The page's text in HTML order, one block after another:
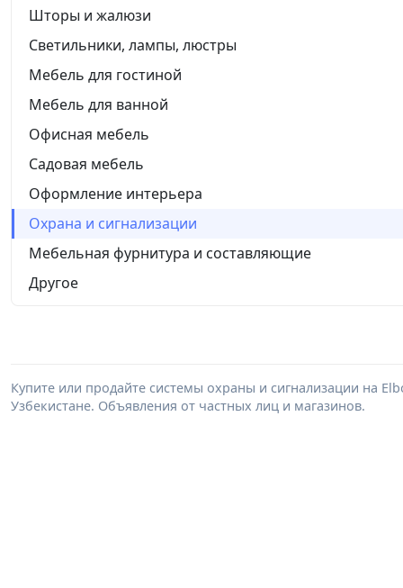
Шторы и жалюзи
Светильники, лампы, люстры
Мебель для гостиной
Мебель для ванной
Офисная мебель
Садовая мебель
Оформление интерьера
Охрана и сигнализации
Мебельная фурнитура и составляющие
Другое
Купите или продайте системы охраны и сигнализации на
Узбекистане. Объявления от частных лиц и магазинов.